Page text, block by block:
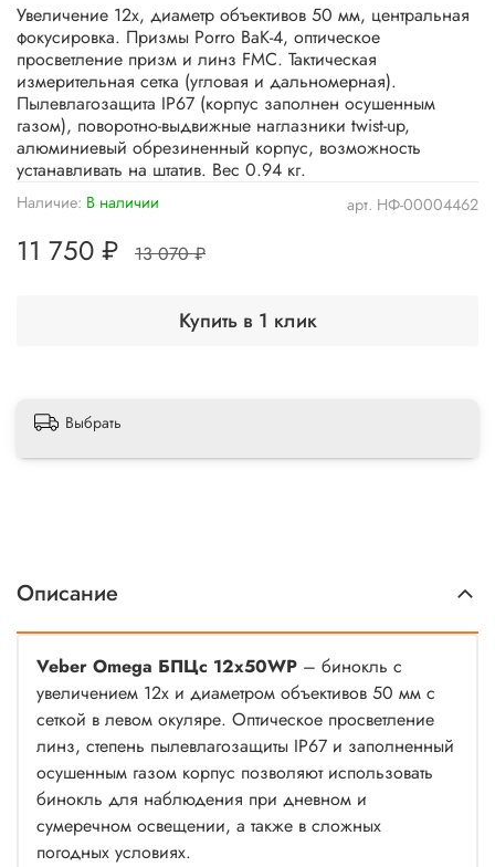
арт. НФ-00004462
Наличие: В наличии
11 750 ₽ 13 070 ₽
Купить в 1 клик
Увеличение 12х, диаметр объективов 50 мм, центральная
фокусировка. Призмы Porro ВаК-4, оптическое
просветление призм и линз FMC. Тактическая
измерительная сетка (угловая и дальномерная).
Пылевлагозащита IP67 (корпус заполнен осушенным
газом), поворотно-выдвижные наглазники twist-up,
алюминиевый обрезиненный корпус, возможность
устанавливать на штатив. Вес 0.94 кг.
Выбрать
Описание
Veber Omega БПЦс 12x50WP – бинокль с
увеличением 12х и диаметром объективов 50 мм с
сеткой в левом окуляре. Оптическое просветление
линз, степень пылевлагозащиты IP67 и заполненный
осушенным газом корпус позволяют использовать
бинокль для наблюдения при дневном и
сумеречном освещении, а также в сложных
погодных условиях.